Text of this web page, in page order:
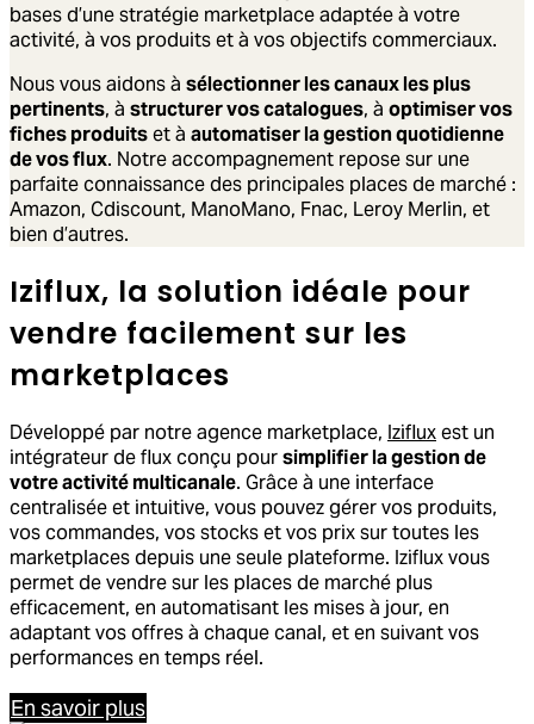
bases d’une stratégie marketplace adaptée à votre
activité, à vos produits et à vos objectifs commerciaux.
Nous vous aidons à sélectionner les canaux les plus
pertinents, à structurer vos catalogues, à optimiser vos
fiches produitset à automatiser la gestion quotidienne
de vos flux. Notre accompagnement repose sur une
parfaite connaissance des principales places de marché :
Amazon, Cdiscount, ManoMano, Fnac, Leroy Merlin, et
bien d’autres.
Iziflux, la solution idéale pour
vendre facilement sur les
marketplaces
Développé par notre agence marketplace, Izifluxest un
intégrateur de flux conçu poursimplifier la gestion de
votre activité multicanale. Grâce à une interface
centralisée et intuitive, vous pouvez gérer vos produits,
vos commandes, vos stocks et vos prix sur toutes les
marketplaces depuis une seule plateforme. Iziflux vous
permet de vendre sur les places de marché plus
efficacement, en automatisant les mises à jour, en
adaptant vos offres à chaque canal, et en suivant vos
performances en temps réel.
En savoir plus